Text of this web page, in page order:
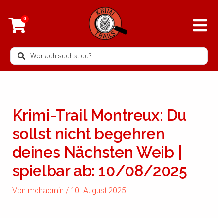
Inhalt
springen
0
Search
...
Krimi-Trail Montreux: Du
sollst nicht begehren
deines Nächsten Weib |
spielbar ab: 10/08/2025
Von mchadmin / 10. August 2025